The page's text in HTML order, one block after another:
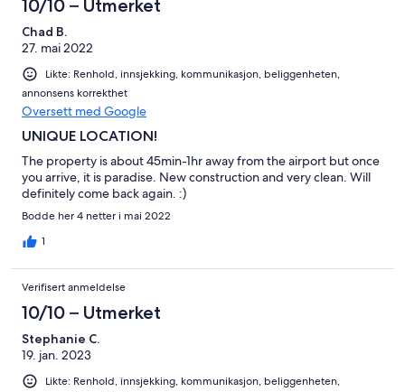
10/10 – Utmerket
Chad B.
27. mai 2022
Likte: Renhold, innsjekking, kommunikasjon, beliggenheten,
annonsens korrekthet
Oversett med Google
UNIQUE LOCATION!
The property is about 45min-1hr away from the airport but once
you arrive, it is paradise. New construction and very clean. Will
definitely come back again. :)
Bodde her 4 netter i mai 2022
1
Verifisert anmeldelse
10/10 – Utmerket
Stephanie C.
19. jan. 2023
Likte: Renhold, innsjekking, kommunikasjon, beliggenheten,